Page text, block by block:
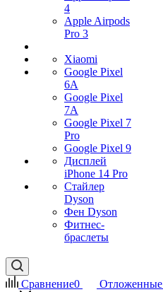
4
Apple Airpods
Pro 3
Xiaomi
Google Pixel
6A
Google Pixel
7А
Google Pixel 7
Pro
Google Pixel 9
Дисплей
iPhone 14 Pro
Стайлер
Dyson
Фен Dyson
Фитнес-
браслеты
Сравнение0 Отложенные